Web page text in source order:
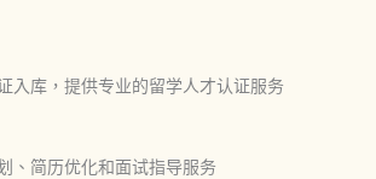
入库，提供专业的留学人才认证服务
、简历优化和面试指导服务